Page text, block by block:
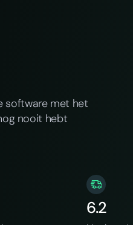
software met het
nooit hebt
6.2